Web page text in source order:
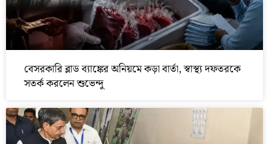
বেসরকারি ব্লাড ব্যাঙ্কের অনিয়মে কড়া বার্তা, স্বাস্থ্য দফতরকে
সতর্ক করলেন শুভেন্দু